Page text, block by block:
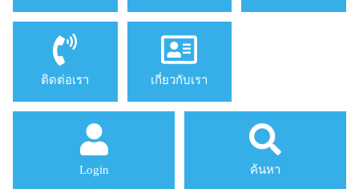
ติดต่อเรา เกี่ยวกับเรา
Login ค้นหา